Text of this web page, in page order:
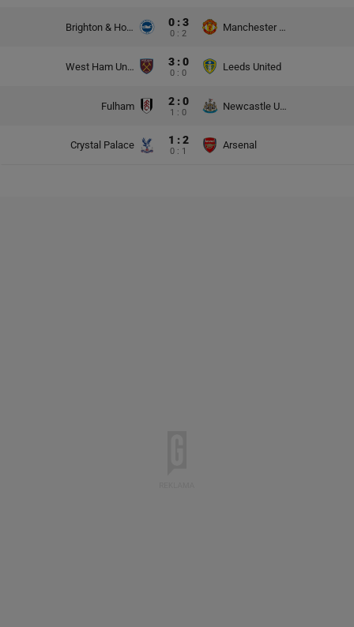
Brighton & Hove Albion 0 : 3
0 : 2
Manchester United
West Ham United 3 : 0
0 : 0
Leeds United
Fulham 2 : 0
1 : 0
Newcastle United
Crystal Palace 1 : 2
0 : 1
Arsenal